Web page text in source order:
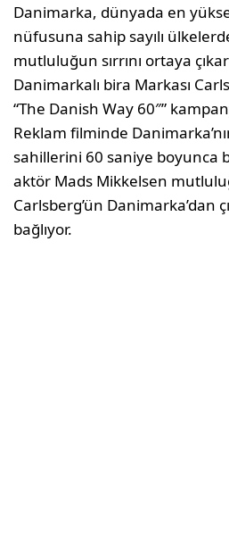
Danimarka, dünyada en
nüfusuna sahip sayılı
mutluluğun sırrını ortaya
Danimarkalı bira Markası
“The Danish Way 60″”
Reklam filminde
sahillerini 60 saniye boyunca
aktör Mads Mikkelsen
Carlsberg’ün Danimarka’dan
bağlıyor.